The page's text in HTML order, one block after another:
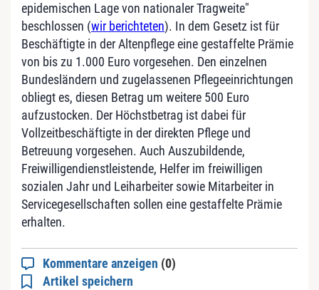
epidemischen Lage von nationaler Tragweite"
beschlossen (wir berichteten). In dem Gesetz ist für
Beschäftigte in der Altenpflege eine gestaffelte Prämie
von bis zu 1.000 Euro vorgesehen. Den einzelnen
Bundesländern und zugelassenen Pflegeeinrichtungen
obliegt es, diesen Betrag um weitere 500 Euro
aufzustocken. Der Höchstbetrag ist dabei für
Vollzeitbeschäftigte in der direkten Pflege und
Betreuung vorgesehen. Auch Auszubildende,
Freiwilligendienstleistende, Helfer im freiwilligen
sozialen Jahr und Leiharbeiter sowie Mitarbeiter in
Servicegesellschaften sollen eine gestaffelte Prämie
erhalten.
Kommentare anzeigen (0)
Artikel speichern